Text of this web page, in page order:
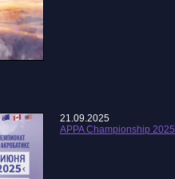
21.09.2025
APPA Championship 2025